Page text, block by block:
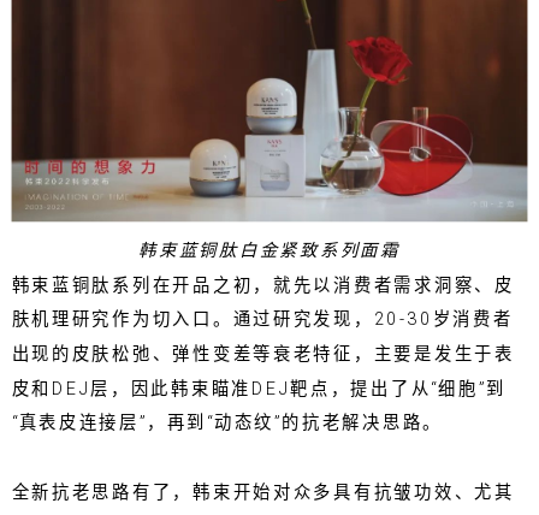
韩束蓝铜肽白金紧致系列面霜
韩束蓝铜肽系列在开品之初，就先以消费者需求洞察、皮
肤机理研究作为切入口。通过研究发现，20-30岁消费者
出现的皮肤松弛、弹性变差等衰老特征，主要是发生于表
皮和DEJ层，因此韩束瞄准DEJ靶点，提出了从“细胞”到
“真表皮连接层”，再到“动态纹”的抗老解决思路。
全新抗老思路有了，韩束开始对众多具有抗皱功效、尤其